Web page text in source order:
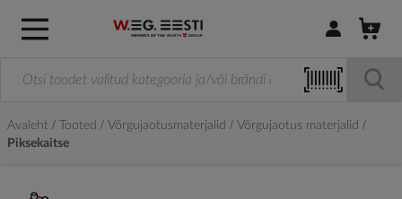
Logi sisse /
Avaleht Tooted Võrgujaotusmaterjalid
Võrgujaotus materjalid
Piksekaitse